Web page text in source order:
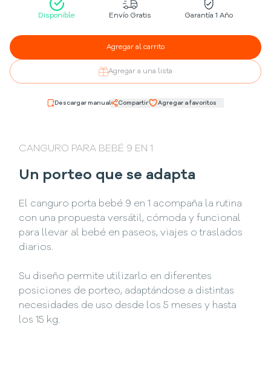
Disponible Envío Gratis Garantía 1 Año
Agregar al carrito
Agregar a una lista
Descargar manual Compartir Agregar a favoritos
CANGURO PARA BEBÉ 9 EN 1
Un porteo que se adapta
El canguro porta bebé 9 en 1 acompaña la rutina
con una propuesta versátil, cómoda y funcional
para llevar al bebé en paseos, viajes o traslados
diarios.
Su diseño permite utilizarlo en diferentes
posiciones de porteo, adaptándose a distintas
necesidades de uso desde los 5 meses y hasta
los 15 kg.